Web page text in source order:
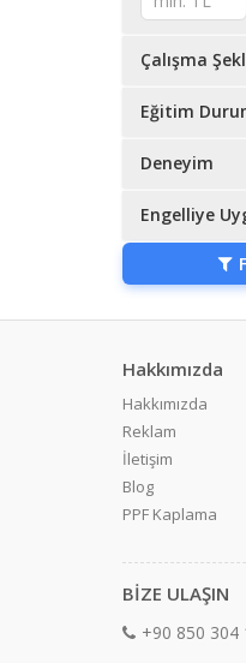
Çalışma
Eğitim
Deneyim
Engelliye
Hakkımızda
Hakkımızda
Reklam
İletişim
Blog
PPF Kaplama
BİZE ULAŞIN
+90 850 304